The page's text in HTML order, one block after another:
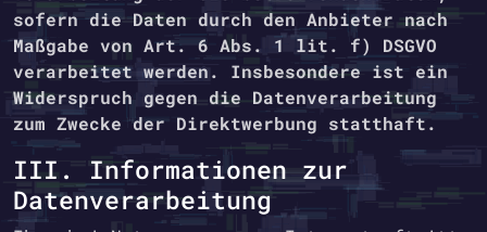
sofern die Daten durch den Anbieter nach
Maßgabe von Art. 6 Abs. 1 lit. f) DSGVO
verarbeitet werden. Insbesondere ist ein
Widerspruch gegen die Datenverarbeitung
zum Zwecke der Direktwerbung statthaft.
III. Informationen zur
Datenverarbeitung